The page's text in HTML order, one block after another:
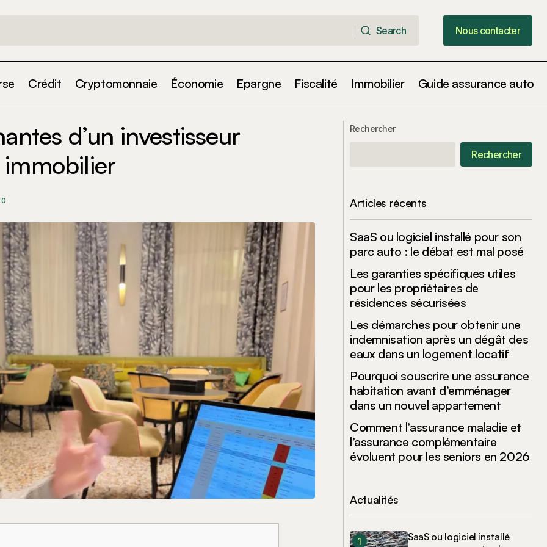
Search
Nous contacter
Nous contacter
Crédit Cryptomonnaie Économie Epargne Fiscalité Immobilier Guide assurance auto
recettes gagnantes d’un investisseur en crowdfunding immobilier
Un Nouveau Durcissement Fiscal en
2025
d’un investisseur
0
Rechercher
Rechercher
Articles récents
SaaS ou logiciel installé pour son
parc auto : le débat est mal posé
Les garanties spécifiques utiles
pour les propriétaires de
résidences sécurisées
Les démarches pour obtenir une
indemnisation après un dégât des
eaux dans un logement locatif
Pourquoi souscrire une assurance
habitation avant d’emménager
dans un nouvel appartement
Comment l’assurance maladie et
l’assurance complémentaire
évoluent pour les seniors en 2026
Actualités
SaaS ou logiciel installé